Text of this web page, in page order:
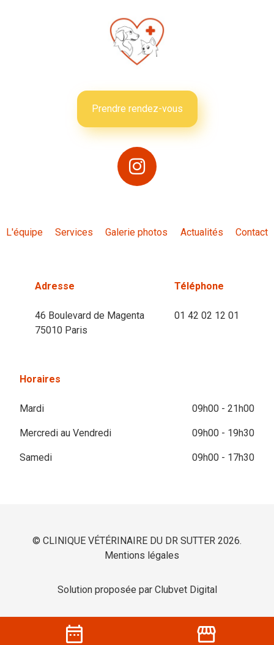
date_range storefront
Prendre rendez-vous
L'équipe Services Galerie photos Actualités Contact
Adresse
46 Boulevard de Magenta
75010 Paris
Téléphone
01 42 02 12 01
Horaires
Mardi 09h00 - 21h00
Mercredi au Vendredi 09h00 - 19h30
Samedi 09h00 - 17h30
© CLINIQUE VÉTÉRINAIRE DU DR SUTTER 2026.
Mentions légales
Solution proposée par Clubvet Digital